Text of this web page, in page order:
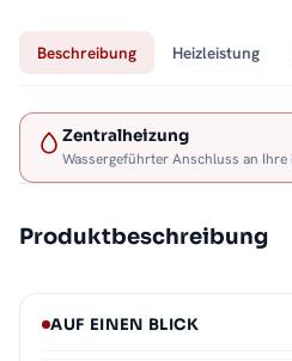
Beschreibung Heizleistung
Zentralheizung
Wassergeführter Anschluss an Ihre
Produktbeschreibung
AUF EINEN BLICK